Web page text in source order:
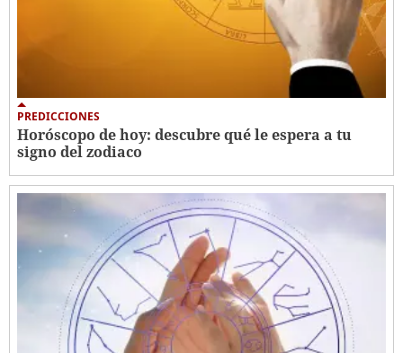
PREDICCIONES
Horóscopo de hoy: descubre qué le espera a tu
signo del zodiaco